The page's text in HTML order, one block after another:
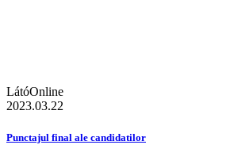
LátóOnline
2023.03.22
Punctajul final ale candidatilor